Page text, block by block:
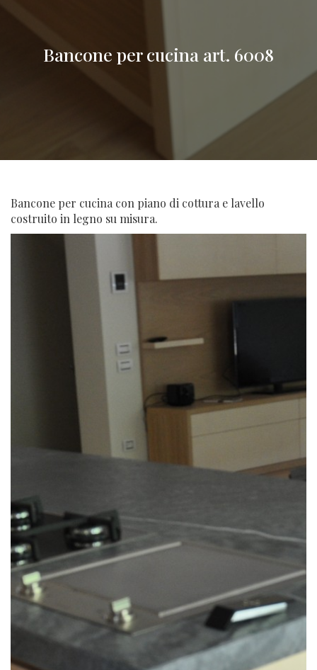
Bancone per cucina art. 6008
Bancone per cucina con piano di cottura e lavello
costruito in legno su misura.